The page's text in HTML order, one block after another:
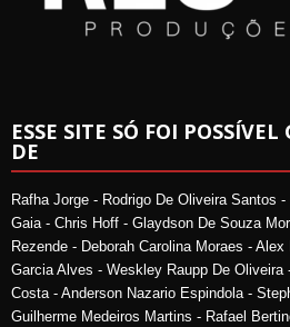
ESSE SITE SÓ FOI
DE
Rafha Jorge - Rodrigo De Oliveira Santos
Gaia - Chris Hoff - Glaydson De Souza
Rezende - Deborah Carolina Moraes -
Garcia Alves - Weskley Raupp De
Costa - Anderson Nazario Espindola -
Guilherme Medeiros Martins - Rafael